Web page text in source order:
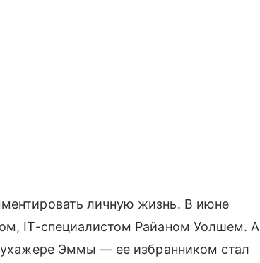
личную жизнь. В июне
IT-специалистом Райаном Уолшем. А
Эммы — ее избранником стал